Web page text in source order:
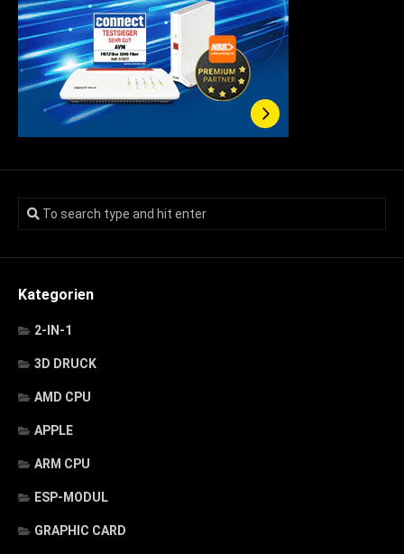
Kategorien
2-IN-1
3D DRUCK
AMD CPU
APPLE
ARM CPU
ESP-MODUL
GRAPHIC CARD